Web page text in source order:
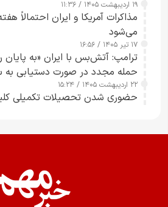
۱۹ اردیبهشت ۱۴۰۵ / ۱۱:۳۶
مذاکرات آمریکا و ایران احتمالاً
می‌شود
۱۷ تیر ۱۴۰۵ / ۱۶:۵۶
ترامپ: آتش‌بس با ایران «به
حمله مجدد در صورت دستیابی به
۲۲ اردیبهشت ۱۴۰۵ / ۱۵:۲۴
حضوری شدن تحصیلات تکمیلی